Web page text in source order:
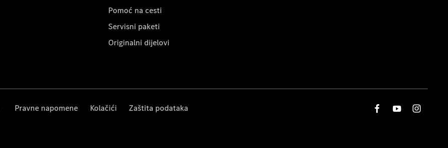
Pomoć na cesti
Servisni paketi
Originalni dijelovi
Pravne napomene Kolačići Zaštita podataka